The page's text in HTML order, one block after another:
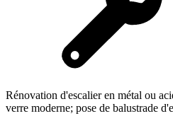
Rénovation d'escalier en métal ou
verre moderne; pose de balustrade